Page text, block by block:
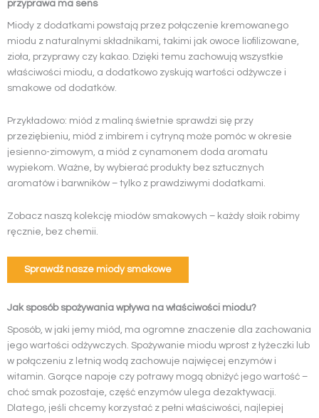
przyprawa ma sens
Miody z dodatkami powstają przez połączenie kremowanego
miodu z naturalnymi składnikami, takimi jak owoce liofilizowane,
zioła, przyprawy czy kakao. Dzięki temu zachowują wszystkie
właściwości miodu, a dodatkowo zyskują wartości odżywcze i
smakowe od dodatków.
Przykładowo: miód z maliną świetnie sprawdzi się przy
przeziębieniu, miód z imbirem i cytryną może pomóc w okresie
jesienno-zimowym, a miód z cynamonem doda aromatu
wypiekom. Ważne, by wybierać produkty bez sztucznych
aromatów i barwników – tylko z prawdziwymi dodatkami.
Zobacz naszą kolekcję miodów smakowych – każdy słoik robimy
ręcznie, bez chemii.
Sprawdź nasze miody smakowe
Jak sposób spożywania wpływa na właściwości miodu?
Sposób, w jaki jemy miód, ma ogromne znaczenie dla zachowania
jego wartości odżywczych. Spożywanie miodu wprost z łyżeczki lub
w połączeniu z letnią wodą zachowuje najwięcej enzymów i
witamin. Gorące napoje czy potrawy mogą obniżyć jego wartość –
choć smak pozostaje, część enzymów ulega dezaktywacji.
Dlatego, jeśli chcemy korzystać z pełni właściwości, najlepiej